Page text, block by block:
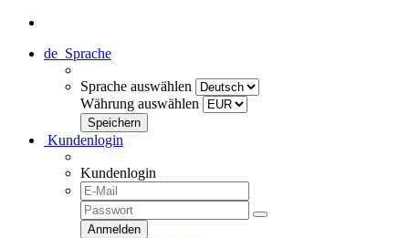
de Sprache
Sprache auswählen
Währung auswählen
Kundenlogin
Kundenlogin